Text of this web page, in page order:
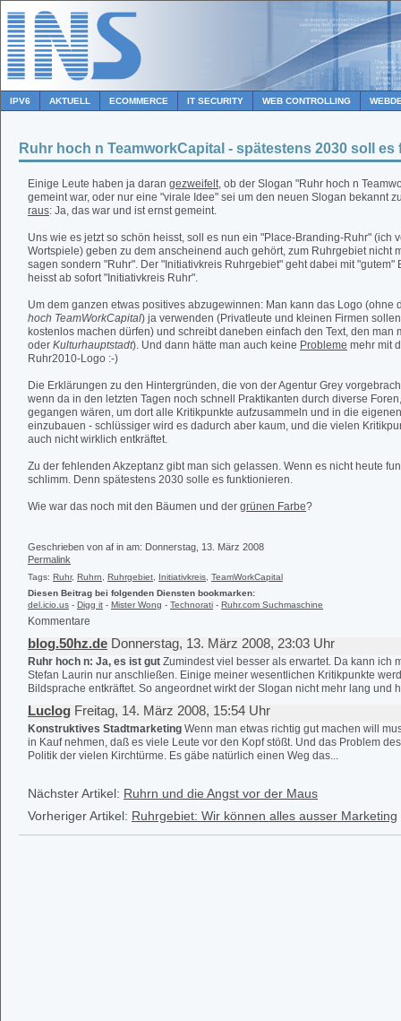
IPV6 AKTUELL ECOMMERCE IT SECURITY WEB CONTROLLING
Ruhr hoch n TeamworkCapital - spätestens 2030 soll
Einige Leute haben ja daran gezweifelt, ob der Slogan "Ruhr hoch n
gemeint war, oder nur eine "virale Idee" sei um den neuen Slogan bekannt
raus: Ja, das war und ist ernst gemeint.
Uns wie es jetzt so schön heisst, soll es nun ein "Place-Branding-Ruhr" (ich
Wortspiele) geben zu dem anscheinend auch gehört, zum Ruhrgebiet nicht
sagen sondern "Ruhr". Der "Initiativkreis Ruhrgebiet" geht dabei mit "gutem"
heisst ab sofort "Initiativkreis Ruhr".
Um dem ganzen etwas positives abzugewinnen: Man kann das Logo (ohne
hoch TeamWorkCapital) ja verwenden (Privatleute und kleinen Firmen
kostenlos machen dürfen) und schreibt daneben einfach den Text, den man
oder Kulturhauptstadt). Und dann hätte man auch keine Probleme mehr mit
Ruhr2010-Logo :-)
Die Erklärungen zu den Hintergründen, die von der Agentur Grey
wenn da in den letzten Tagen noch schnell Praktikanten durch diverse
gegangen wären, um dort alle Kritikpunkte aufzusammeln und in die
einzubauen - schlüssiger wird es dadurch aber kaum, und die vielen
auch nicht wirklich entkräftet.
Zu der fehlenden Akzeptanz gibt man sich gelassen. Wenn es nicht heute
schlimm. Denn spätestens 2030 solle es funktionieren.
Wie war das noch mit den Bäumen und der grünen Farbe?
Geschrieben von af in am: Donnerstag, 13. März 2008
Permalink
Tags: Ruhr, Ruhrn Ruhrgebiet Initiativkreis TeamWorkCapital
Diesen Beitrag bei folgenden Diensten bookmarken:
del.icio.us - Digg it - Mister Wong - Technorati - Ruhr.com Suchmaschine
Kommentare
blog.50hz.de Donnerstag, 13. März 2008, 23:03 Uhr
Ruhr hoch n: Ja, es ist gut Zumindest viel besser als erwartet. Da kann ich
Stefan Laurin nur anschließen. Einige meiner wesentlichen Kritikpunkte
Bildsprache entkräftet. So angeordnet wirkt der Slogan nicht mehr lang und
Luclog Freitag, 14. März 2008, 15:54 Uhr
Konstruktives Stadtmarketing Wenn man etwas richtig gut machen will
in Kauf nehmen, daß es viele Leute vor den Kopf stößt. Und das Problem
Politik der vielen Kirchtürme. Es gäbe natürlich einen Weg das...
Nächster Artikel: Ruhrn und die Angst vor der Maus
Vorheriger Artikel: Ruhrgebiet: Wir können alles ausser Marketing